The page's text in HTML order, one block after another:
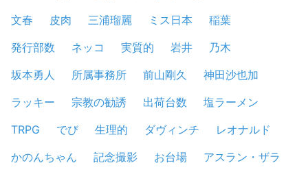
文春
皮肉 三浦瑠麗 ミス日本
稲葉
発行部数
ネッコ 実質的 岩井
乃木
坂本勇人
所属事務所 前山剛久
神田沙也加
ラッキー
宗教の勧誘 出荷台数
塩ラーメン
TRPG
でび 生理的 ダヴィンチ
レオナルド
かのんちゃん
記念撮影 お台場
アスラン・ザラ